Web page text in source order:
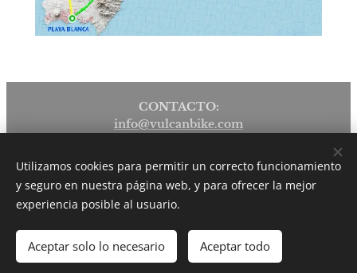
CONTACTO:
info@vulcanbike.com
+34 634 520 754 MAXI
Cookies
Español
English Deutsch
Utilizamos cookies para permitir un correcto funcionamiento
y seguro en nuestra página web, y para ofrecer la mejor
experiencia posible al usuario.
Aceptar solo lo necesario Aceptar todo